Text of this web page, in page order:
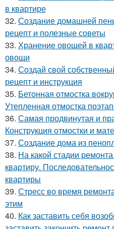
в квартире
32. Создание домашней
рецепт и полезные советы
33. Хранение овощей в
овощи
34. Создай свой
рецепт и инструкция
35. Бетонная отмостка
Утепленная отмостка
36. Самая продвинутая и
Конструкция отмостки и
37. Создание дома из
38. На какой стадии
квартиру.
квартиры
39. Стресс во время
этим
40. Как заставить себя